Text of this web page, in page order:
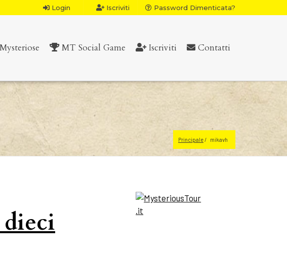
Login Iscriviti Password Dimenticata?
MT Social Game Iscriviti Contatti
Principale mikavh